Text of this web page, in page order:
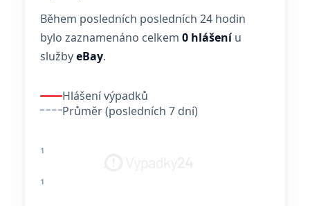
Během posledních posledních 24 hodin
bylo zaznamenáno celkem 0 hlášeníu
službyeBay.
Hlášení výpadků
Průměr (posledních 7 dní)
1
1